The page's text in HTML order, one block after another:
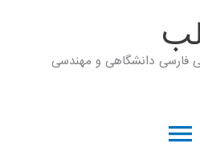
فارسی دانشگاهی و مهندسی
فهرست